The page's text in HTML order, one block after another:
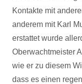
Kontakte mit
anderem mit Karl
erstattet wurde
Oberwachtmeister
wie er zu diesem
dass es einen